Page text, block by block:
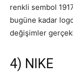
renkli sembol
bugüne kadar
değişimler
4) NIKE